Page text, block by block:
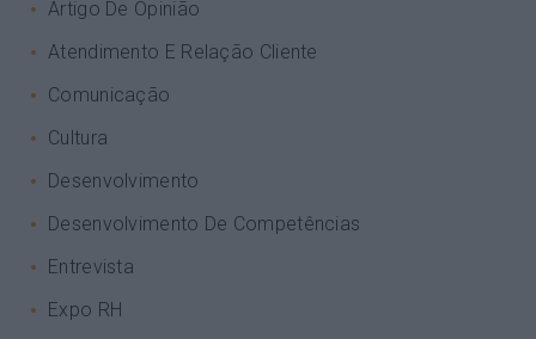
Artigo De Opinião
Atendimento E Relação Cliente
Comunicação
Cultura
Desenvolvimento
Desenvolvimento De Competências
Entrevista
Expo RH